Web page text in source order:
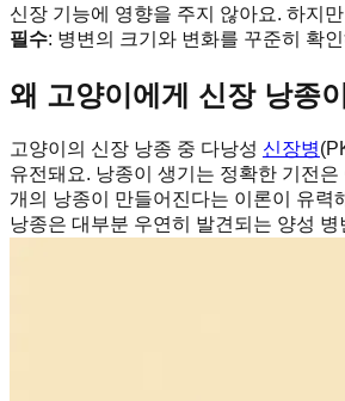
신장 기능에 영향을 주지 않아요. 하지
필수: 병변의 크기와 변화를 꾸준히 확
왜 고양이에게 신장 낭종
고양이의 신장 낭종 중 다낭성 신장병
유전돼요. 낭종이 생기는 정확한 기전
개의 낭종이 만들어진다는 이론이 유력
낭종은 대부분 우연히 발견되는 양성